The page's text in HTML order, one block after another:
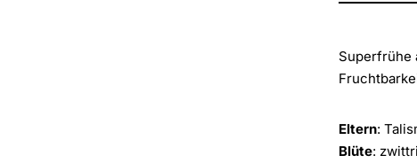
Superfrühe
Eltern:
Blüte: